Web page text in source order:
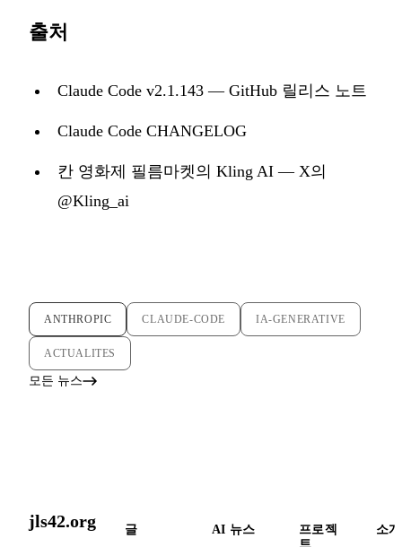
출처
Claude Code v2.1.143 — GitHub 릴리스 노트
Claude Code CHANGELOG
칸 영화제 필름마켓의 Kling AI — X의
@Kling_ai
ANTHROPIC CLAUDE-CODE IA-GENERATIVE
ACTUALITES
모든 뉴스
jls42.org 글 AI 뉴스
프로젝
트
소개